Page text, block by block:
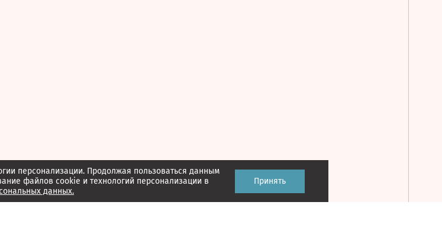
персонализации. Продолжая пользоваться данным
файлов cookie и технологий персонализации в
данных.
Принять